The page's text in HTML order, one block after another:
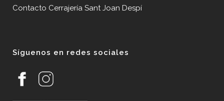
Contacto Cerrajería Sant Joan Despí
Síguenos en redes sociales